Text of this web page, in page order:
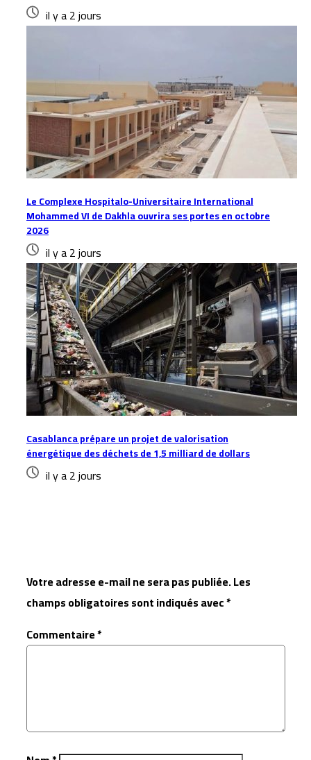
il y a 2 jours
Le Complexe Hospitalo-Universitaire International
Mohammed VI de Dakhla ouvrira ses portes en octobre
2026
il y a 2 jours
Casablanca prépare un projet de valorisation
énergétique des déchets de 1,5 milliard de dollars
il y a 2 jours
Votre adresse e-mail ne sera pas publiée.Les
champs obligatoires sont indiqués avec*
Commentaire*